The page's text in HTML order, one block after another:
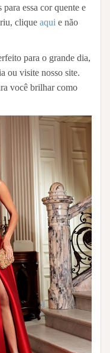
essa cor quente e
clique aqui e não
para o grande dia,
ou visite nosso site.
você brilhar como